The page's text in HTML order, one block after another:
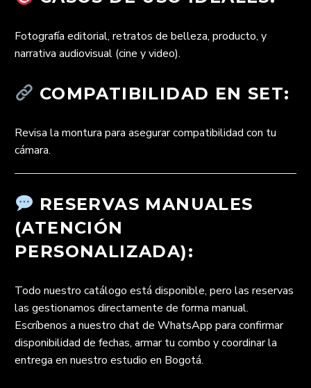
Fotografía editorial, retratos de belleza, producto, y
narrativa audiovisual (cine y video).
COMPATIBILIDAD EN SET:
Revisa la montura para asegurar compatibilidad con tu
cámara.
RESERVAS MANUALES
(ATENCIÓN
PERSONALIZADA):
Todo nuestro catálogo está disponible, pero las reservas
las gestionamos directamente de forma manual.
Escríbenos a nuestro chat de WhatsApp para confirmar
disponibilidad de fechas, armar tu combo y coordinar la
entrega en nuestro estudio en Bogotá.